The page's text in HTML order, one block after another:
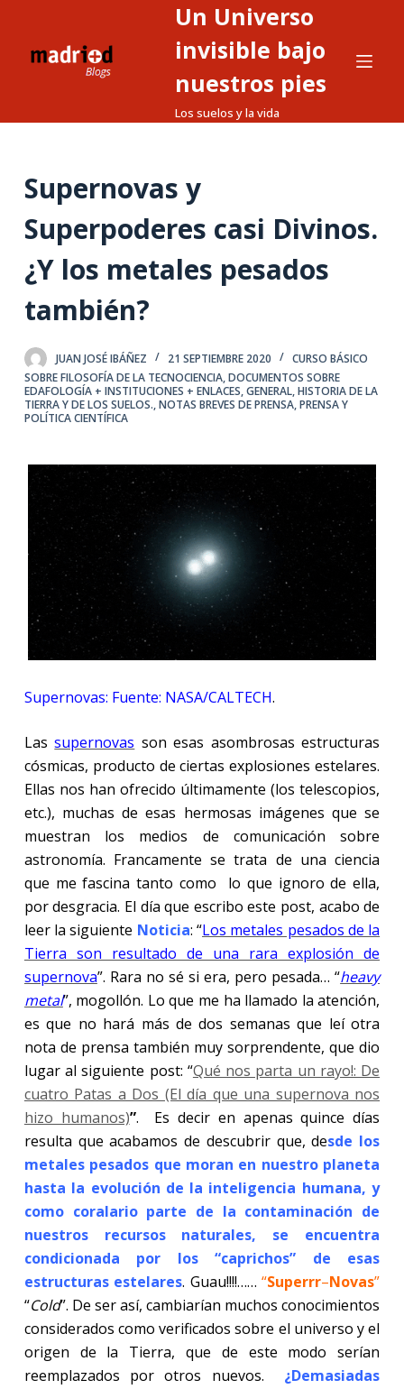
o
e
d
o
Un Universo
invisible bajo
nuestros pies
Los suelos y la vida
Supernovas y
Superpoderes casi Divinos.
¿Y los metales pesados
también?
JUAN JOSÉ IBÁÑEZ 21 SEPTIEMBRE 2020
CURSO BÁSICO
SOBRE FILOSOFÍA DE LA TECNOCIENCIA,DOCUMENTOS SOBRE
EDAFOLOGÍA + INSTITUCIONES + ENLACES,GENERAL,HISTORIA DE LA
TIERRA Y DE LOS SUELOS.,NOTAS BREVES DE PRENSA,PRENSA Y
POLÍTICA CIENTÍFICA
Supernovas: Fuente: NASA/CALTECH.
Lassupernovas son esas asombrosas estructuras
cósmicas, producto de ciertas explosiones estelares.
Ellas nos han ofrecido últimamente (los telescopios,
etc.), muchas de esas hermosas imágenes que se
muestran los medios de comunicación sobre
astronomía. Francamente se trata de una ciencia
que me fascina tanto como lo que ignoro de ella,
por desgracia. El día que escribo este post, acabo de
leer la siguiente Noticia: “Los metales pesados de la
Tierra son resultado de una rara explosión de
supernova”. Rara no sé si era, pero pesada… “heavy
metal”, mogollón. Lo que me ha llamado la atención,
es que no hará más de dos semanas que leí otra
nota de prensa también muy sorprendente, que dio
lugar al siguiente post: “Qué nos parta un rayo!: De
cuatro Patas a Dos (El día que una supernova nos
hizo humanos)”.
Es decir en apenas quince días
resulta que acabamos de descubrir que, desde los
metales pesados que moran en nuestro planeta
hasta la evolución de la inteligencia humana, y
como coralario parte de la contaminación de
nuestros recursos naturales, se encuentra
condicionada por los “caprichos” de esas
estructuras estelares. Guau!!!!……“Superrr–Novas”
“Cold”. De ser así, cambiarían muchos conocimientos
considerados como verificados sobre el universo y el
origen de la Tierra, que de este modo serían
reemplazados por otros nuevos.
¿Demasiadas